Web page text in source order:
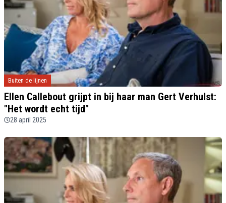
Buiten de lijnen
Ellen Callebout grijpt in bij haar man Gert Verhulst:
"Het wordt echt tijd"
28 april 2025